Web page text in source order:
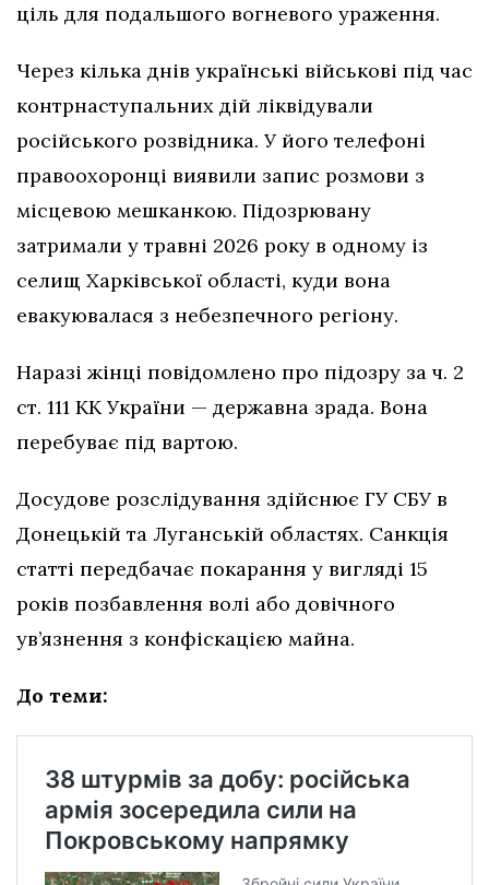
ціль для подальшого вогневого ураження.
Через кілька днів українські військові під час
контрнаступальних дій ліквідували
російського розвідника. У його телефоні
правоохоронці виявили запис розмови з
місцевою мешканкою. Підозрювану
затримали у травні 2026 року в одному із
селищ Харківської області, куди вона
евакуювалася з небезпечного регіону.
Наразі жінці повідомлено про підозру за ч. 2
ст. 111 КК України — державна зрада. Вона
перебуває під вартою.
Досудове розслідування здійснює ГУ СБУ в
Донецькій та Луганській областях. Санкція
статті передбачає покарання у вигляді 15
років позбавлення волі або довічного
ув’язнення з конфіскацією майна.
До теми: